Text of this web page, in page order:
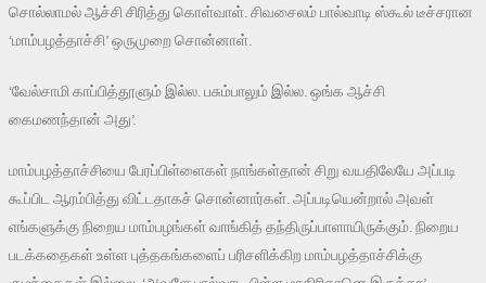
சொல்லாமல் ஆச்சி சிரித்து கொள்வாள். சிவசைலம் பால்வாடி ஸ்கூல் டீச்சரான
‘மாம்பழத்தாச்சி’ ஒருமுறை சொன்னாள்.
‘வேல்சாமி காப்பித்தூளும் இல்ல. பசும்பாலும் இல்ல. ஒங்க ஆச்சி
கைமணந்தான் அது’.
மாம்பழத்தாச்சியை பேரப்பிள்ளைகள் நாங்கள்தான் சிறு வயதிலேயே அப்படி
கூப்பிட ஆரம்பித்து விட்டதாகச் சொன்னார்கள். அப்படியென்றால் அவள்
எங்களுக்கு நிறைய மாம்பழங்கள் வாங்கித் தந்திருப்பாளாயிருக்கும். நிறைய
படக்கதைகள் உள்ள புத்தகங்களைப் பரிசளிக்கிற மாம்பழத்தாச்சிக்கு